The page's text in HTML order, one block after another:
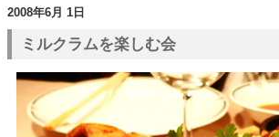
2008年6月 1日
ミルクラムを楽しむ会